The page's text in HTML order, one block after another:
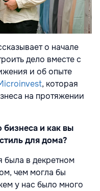
о начале
дело вместе с
и об опыте
, которая
на протяжении
бизнеса и как вы
для дома?
была в декретном
чем могла бы
у нас было много